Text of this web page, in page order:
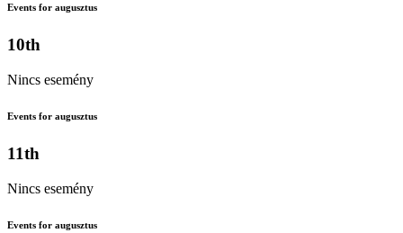
Events for augusztus
10th
Nincs esemény
Events for augusztus
11th
Nincs esemény
Events for augusztus